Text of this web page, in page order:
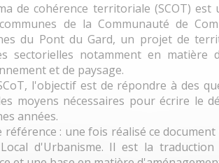
de cohérence territoriale (SCOT)
de la Communauté de
du Pont du Gard, un projet de
sectorielles notamment en matière
et de paysage.
l'objectif est de répondre à des
moyens nécessaires pour écrire le
années.
référence : une fois réalisé ce
d'Urbanisme. Il est la